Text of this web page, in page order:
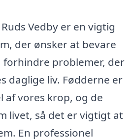
Vedby er en vigtig
der ønsker at bevare
forhindre problemer, der
daglige liv. Fødderne er
af vores krop, og de
livet, så det er vigtigt at
En professionel